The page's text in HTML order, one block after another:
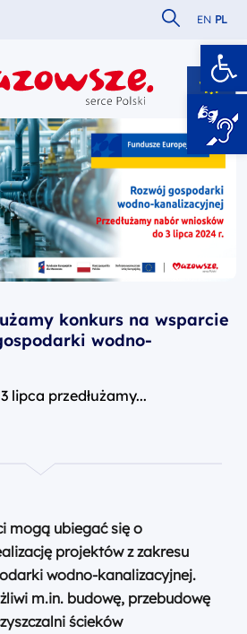
Szukaj w
EN PL
Mazowsza
konkurs na wsparcie
wodno-
portalu
lipca przedłużamy...
mogą ubiegać się o
projektów z zakresu
wodno-kanalizacyjnej.
m.in. budowę, przebudowę
ścieków